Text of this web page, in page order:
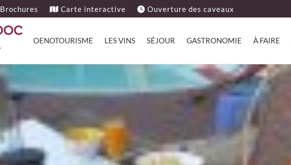
Brochures Carte interactive Ouverture des caveaux
OENOTOURISME LES VINS SÉJOUR GASTRONOMIE À FAIRE